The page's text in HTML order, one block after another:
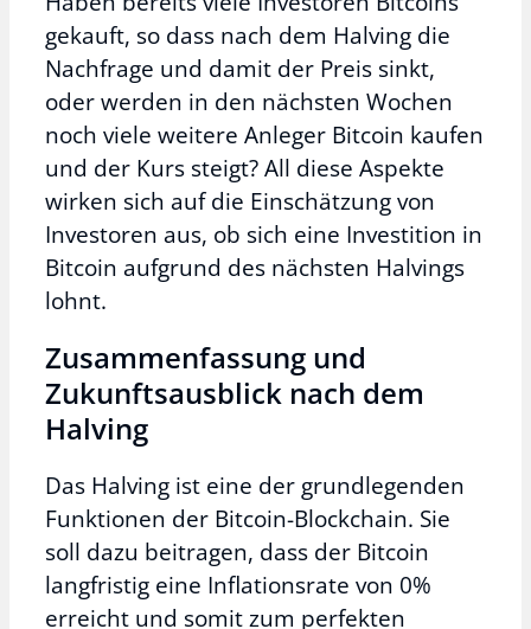
gekauft, so dass nach dem Halving die
Nachfrage und damit der Preis sinkt,
oder werden in den nächsten Wochen
noch viele weitere Anleger Bitcoin kaufen
und der Kurs steigt? All diese Aspekte
wirken sich auf die Einschätzung von
Investoren aus, ob sich eine Investition in
Bitcoin aufgrund des nächsten Halvings
lohnt.
Zusammenfassung und
Zukunftsausblick nach dem
Halving
Das Halving ist eine der grundlegenden
Funktionen der Bitcoin-Blockchain. Sie
soll dazu beitragen, dass der Bitcoin
langfristig eine Inflationsrate von 0%
erreicht und somit zum perfekten